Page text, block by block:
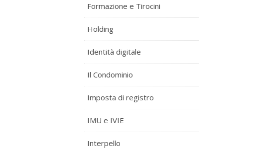
Formazione e Tirocini
Holding
Identità digitale
Il Condominio
Imposta di registro
IMU e IVIE
Interpello